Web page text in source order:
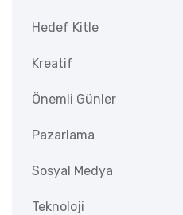
Hedef Kitle
Kreatif
Önemli Günler
Pazarlama
Sosyal Medya
Teknoloji